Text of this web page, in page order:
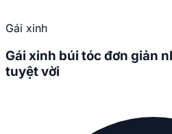
Gái xinh
Gái xinh búi tóc đơn giản
tuyệt vời